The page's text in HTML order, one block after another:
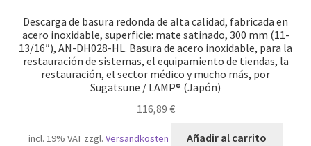
Descarga de basura redonda de alta calidad, fabricada en
acero inoxidable, superficie: mate satinado, 300 mm (11-
13/16″), AN-DH028-HL. Basura de acero inoxidable, para la
restauración de sistemas, el equipamiento de tiendas, la
restauración, el sector médico y mucho más, por
Sugatsune / LAMP® (Japón)
116,89 €
incl. 19% VAT zzgl.Versandkosten Añadir al carrito